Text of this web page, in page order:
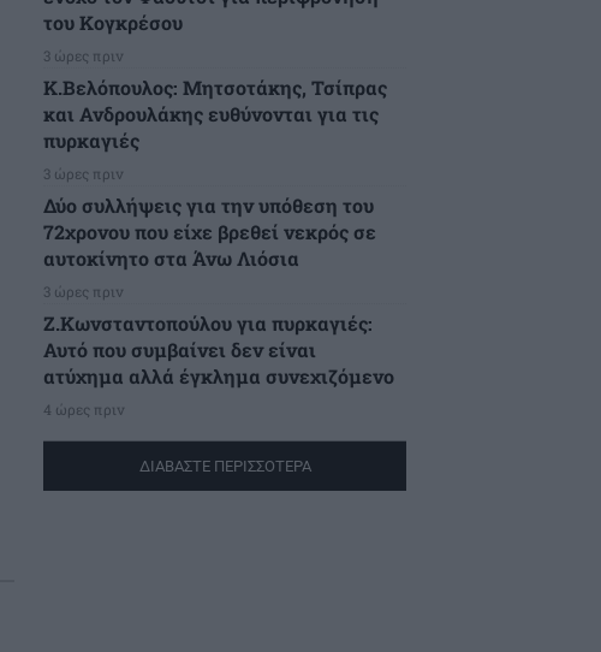
του Κογκρέσου
3 ώρες πριν
K.Βελόπουλος: Μητσοτάκης, Τσίπρας
και Ανδρουλάκης ευθύνονται για τις
πυρκαγιές
3 ώρες πριν
Δύο συλλήψεις για την υπόθεση του
72χρονου που είχε βρεθεί νεκρός σε
αυτοκίνητο στα Άνω Λιόσια
3 ώρες πριν
Ζ.Κωνσταντοπούλου για πυρκαγιές:
Αυτό που συμβαίνει δεν είναι
ατύχημα αλλά έγκλημα συνεχιζόμενο
4 ώρες πριν
ΔΙΑΒΑΣΤΕ ΠΕΡΙΣΣΟΤΕΡΑ